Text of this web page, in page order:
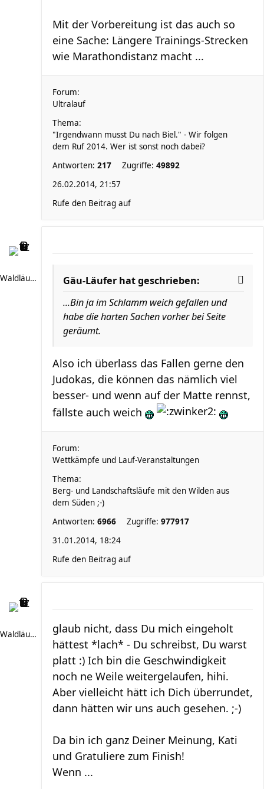
Mit der Vorbereitung ist das auch so
eine Sache: Längere Trainings-Strecken
wie Marathondistanz macht ...
Forum:
Ultralauf
Thema:
"Irgendwann musst Du nach Biel." - Wir folgen
dem Ruf 2014. Wer ist sonst noch dabei?
Antworten: 217 Zugriffe: 49892
26.02.2014, 21:57
Rufe den Beitrag auf
Waldläufer 66
Gäu-Läufer hat geschrieben:
...Bin ja im Schlamm weich gefallen und
habe die harten Sachen vorher bei Seite
geräumt.
Also ich überlass das Fallen gerne den
Judokas, die können das nämlich viel
besser- und wenn auf der Matte rennst,
fällste auch weich
Forum:
Wettkämpfe und Lauf-Veranstaltungen
Thema:
Berg- und Landschaftsläufe mit den Wilden aus
dem Süden ;-)
Antworten: 6966 Zugriffe: 977917
31.01.2014, 18:24
Rufe den Beitrag auf
Waldläufer 66
glaub nicht, dass Du mich eingeholt
hättest *lach* - Du schreibst, Du warst
platt :) Ich bin die Geschwindigkeit
noch ne Weile weitergelaufen, hihi.
Aber vielleicht hätt ich Dich überrundet,
dann hätten wir uns auch gesehen. ;-)
Da bin ich ganz Deiner Meinung, Kati
und Gratuliere zum Finish!
Wenn ...